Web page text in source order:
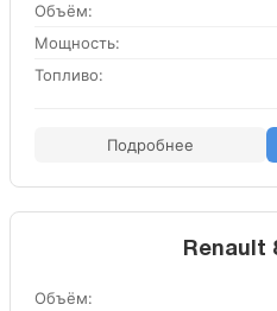
Объём:
Мощность:
Топливо:
Подробнее
Renault
Объём: